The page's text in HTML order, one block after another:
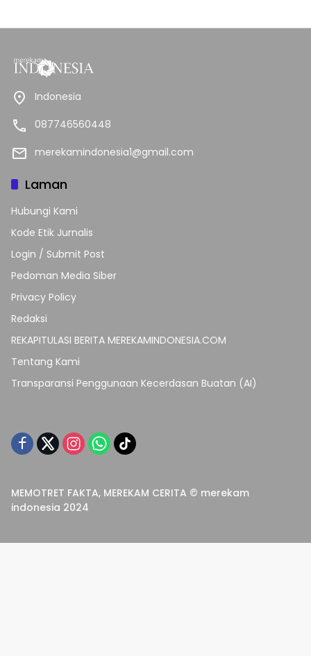
Indonesia
087746560448
merekamindonesia1@gmail.com
Laman
Hubungi Kami
Kode Etik Jurnalis
Login / Submit Post
Pedoman Media Siber
Privacy Policy
Redaksi
REKAPITULASI BERITA MEREKAMINDONESIA.COM
Tentang Kami
Transparansi Penggunaan Kecerdasan Buatan (AI)
MEMOTRET FAKTA, MEREKAM CERITA © merekam
indonesia 2024